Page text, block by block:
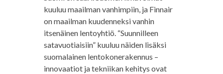
kuuluu maailman vanhimpiin, ja Finnair
on maailman kuudenneksi vanhin
itsenäinen lentoyhtiö. “Suunnilleen
satavuotiaisiin” kuuluu näiden lisäksi
suomalainen lentokonerakennus –
innovaatiot ja tekniikan kehitys ovat